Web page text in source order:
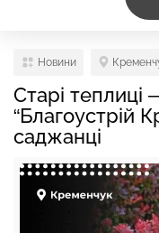
Новини
Старі теплиці
“Благоустрій
саджанці